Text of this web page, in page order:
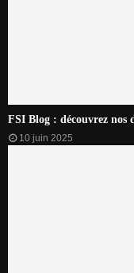
FSI Blog : découvrez nos
10 juin 2025